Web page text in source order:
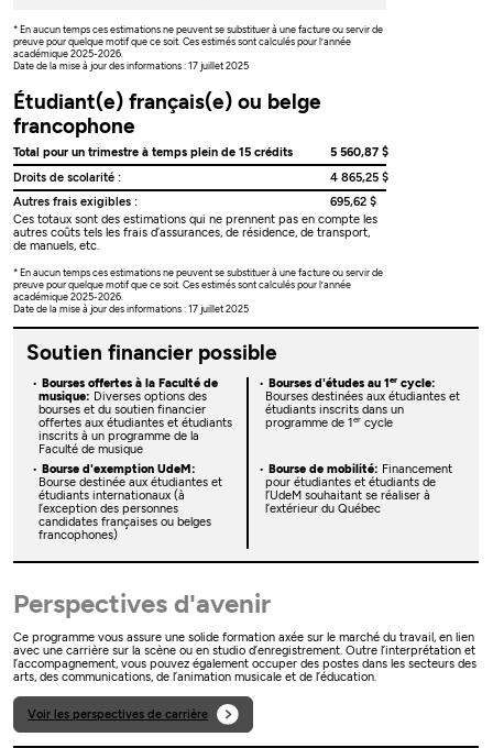
* En aucun temps ces estimations ne peuvent se substituer à une facture ou servir de
preuve pour quelque motif que ce soit. Ces estimés sont calculés pour l’année
académique 2025-2026.
Date de la mise à jour des informations : 17 juillet 2025
Étudiant(e) français(e) ou belge
francophone
Total pour un trimestre à temps plein de 15 crédits
5 560,87 $
Droits de scolarité :
4 865,25 $
Autres frais exigibles :
695,62 $
Ces totaux sont des estimations qui ne prennent pas en compte les
autres coûts tels les frais d’assurances, de résidence, de transport,
de manuels, etc.
* En aucun temps ces estimations ne peuvent se substituer à une facture ou servir de
preuve pour quelque motif que ce soit. Ces estimés sont calculés pour l’année
académique 2025-2026.
Date de la mise à jour des informations : 17 juillet 2025
Soutien financier possible
Bourses offertes à la Faculté de
musique: Diverses options des
bourses et du soutien financier
offertes aux étudiantes et étudiants
inscrits à un programme de la
Faculté de musique
Bourses d'études au 1 ercycle:
Bourses destinées aux étudiantes et
étudiants inscrits dans un
programme de 1 ercycle
Bourse d'exemption UdeM:
Bourse destinée aux étudiantes et
étudiants internationaux (à
l’exception des personnes
candidates françaises ou belges
francophones)
Bourse de mobilité: Financement
pour étudiantes et étudiants de
l’UdeM souhaitant se réaliser à
l’extérieur du Québec
Perspectives d'avenir
Ce programme vous assure une solide formation axée sur le marché du travail, en lien
avec une carrière sur la scène ou en studio d’enregistrement. Outre l’interprétation et
l’accompagnement, vous pouvez également occuper des postes dans les secteurs des
arts, des communications, de l’animation musicale et de l’éducation.
Voir les perspectives de carrière